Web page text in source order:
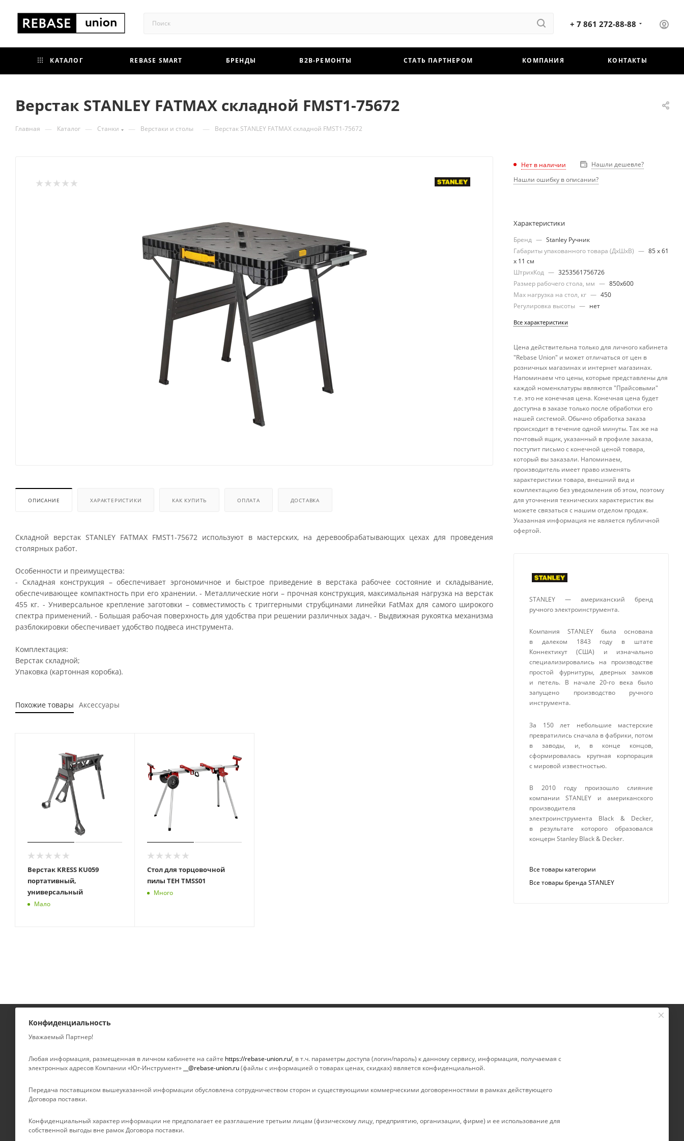
+ 7 861 272-88-88
КАТАЛОГ REBASE SMART БРЕНДЫ B2B-РЕМОНТЫ СТАТЬ ПАРТНЕРОМ КОМПАНИЯ КОНТАКТЫ
Верстак STANLEY FATMAX складной FMST1-75672
Главная — Каталог — Станки — Верстаки и столы — Верстак STANLEY FATMAX складной FMST1-75672
ОПИСАНИЕ ХАРАКТЕРИСТИКИ КАК КУПИТЬ ОПЛАТА ДОСТАВКА
Складной верстак STANLEY FATMAX FMST1-75672 используют в мастерских, на деревообрабатывающих цехах для проведения
столярных работ.
Особенности и преимущества:
- Складная конструкция – обеспечивает эргономичное и быстрое приведение в верстака рабочее состояние и складывание,
обеспечивающее компактность при его хранении. - Металлические ноги – прочная конструкция, максимальная нагрузка на верстак
455 кг. - Универсальное крепление заготовки – cовместимость с триггерными струбцинами линейки FatMax для самого широкого
спектра применений. - Большая рабочая поверхность для удобства при решении различных задач. - Выдвижная рукоятка механизма
разблокировки обеспечивает удобство подвеса инструмента.
Комплектация:
Верстак складной;
Упаковка (картонная коробка).
Похожие товары Аксессуары
Верстак KRESS KU059
портативный,
универсальный
Мало
Стол для торцовочной
пилы TEH TMSS01
Много
Нет в наличии
Нашли дешевле?
Нашли ошибку в описании?
Характеристики
Бренд — Stanley Ручник
Габариты упакованного товара (ДхШхВ) — 85 х 61
х 11 см
ШтрихКод — 3253561756726
Размер рабочего стола, мм — 850х600
Max нагрузка на стол, кг — 450
Регулировка высоты — нет
Все характеристики
Цена действительна только для личного кабинета
"Rebase Union" и может отличаться от цен в
розничных магазинах и интернет магазинах.
Напоминаем что цены, которые представлены для
каждой номенклатуры являются "Прайсовыми"
т.е. это не конечная цена. Конечная цена будет
доступна в заказе только после обработки его
нашей системой. Обычно обработка заказа
происходит в течение одной минуты. Так же на
почтовый ящик, указанный в профиле заказа,
поступит письмо с конечной ценой товара,
который вы заказали. Напоминаем,
производитель имеет право изменять
характеристики товара, внешний вид и
комплектацию без уведомления об этом, поэтому
для уточнения технических характеристик вы
можете связаться с нашим отделом продаж.
Указанная информация не является публичной
офертой.
STANLEY — американский бренд
ручного электроинструмента.
Компания STANLEY была основана
в далеком 1843 году в штате
Коннектикут (США) и изначально
специализировались на производстве
простой фурнитуры, дверных замков
и петель. В начале 20-го века было
запущено производство ручного
инструмента.
За 150 лет небольшие мастерские
превратились сначала в фабрики, потом
в заводы, и, в конце концов,
сформировалась крупная корпорация
с мировой известностью.
В 2010 году произошло слияние
компании STANLEY и американского
производителя
электроинструмента Black & Decker,
в результате которого образовался
концерн Stanley Black & Decker.
Все товары категории
Все товары бренда STANLEY
КАТАЛОГ
УСЛУГИ
Новости
Контакты
Сертификаты
Документы
Магазины
Условия оплаты
Гарантия на товар
Политика
Условия оплаты
Условия доставки
Вопрос-ответ
company@rebase-union.ru
121
Конфиденциальность
Уважаемый Партнер!
Любая информация, размещенная в личном кабинете на сайте https://rebase-union.ru/, в т.ч. параметры доступа (логин/пароль) к данному сервису, информация, получаемая с
электронных адресов Компании «Юг-Инструмент»
__@rebase-union.ru(файлы с информацией о товарах ценах, скидках) является конфиденциальной.
Передача поставщиком вышеуказанной информации обусловлена сотрудничеством сторон и существующими коммерческими договоренностями в рамках действующего
Договора поставки.
Конфиденциальный характер информации не предполагает ее разглашение третьим лицам (физическому лицу, предприятию, организации, фирме) и ее использование для
собственной выгоды вне рамок Договора поставки.